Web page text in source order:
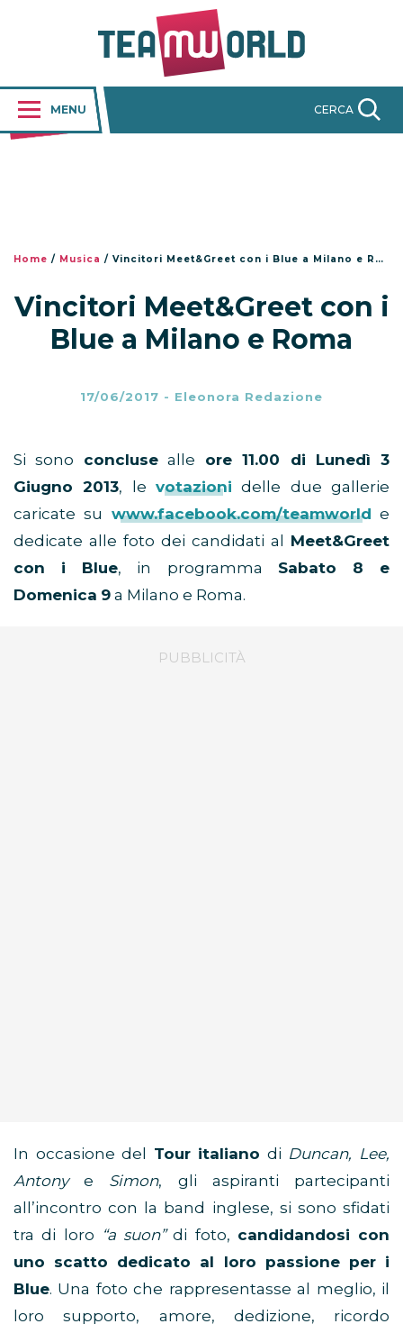
MENU CERCA
Home / Musica / Vincitori Meet&Greet con i Blue a Milano e Roma
Vincitori Meet&Greet con i
Blue a Milano e Roma
17/06/2017 - Eleonora Redazione
Si sono conclusealle ore 11.00 di Lunedì 3
Giugno 2013, levotazioni delle due gallerie
caricate su www.facebook.com/teamworld e
dedicate alle foto dei candidati al Meet&Greet
con i Blue, in programma Sabato 8 e
Domenica 9 a Milano e Roma.
In occasione del Tour italiano di Duncan, Lee,
Antonye Simon, gli aspiranti partecipanti
all’incontro con la band inglese, si sono sfidati
tra di loro “a suon”di foto, candidandosi con
uno scatto dedicato al loro passione per i
Blue. Una foto che rappresentasse al meglio, il
loro supporto, amore, dedizione, ricordo